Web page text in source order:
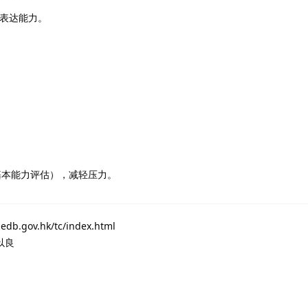
达能力。
能力评估），减轻压力。
tc/index.html
良